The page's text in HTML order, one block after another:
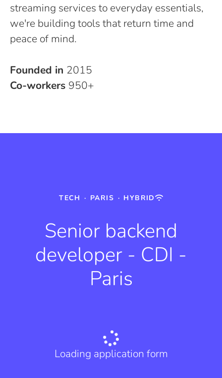
streaming services to everyday essentials,
we're building tools that return time and
peace of mind.
Founded in 2015
Co-workers 950+
TECH · PARIS · HYBRID
Senior backend
developer - CDI -
Paris
Loading application form